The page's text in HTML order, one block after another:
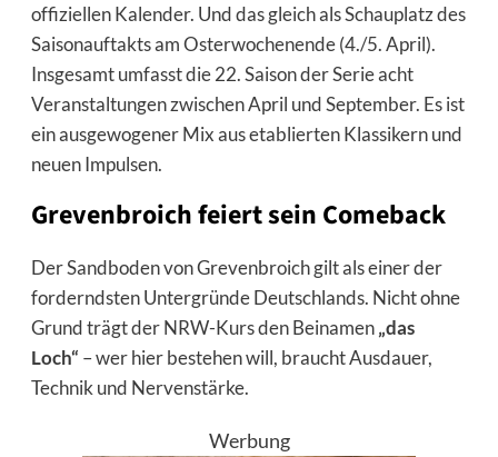
offiziellen Kalender. Und das gleich als Schauplatz des
Saisonauftakts am Osterwochenende (4./5. April).
Insgesamt umfasst die 22. Saison der Serie acht
Veranstaltungen zwischen April und September. Es ist
ein ausgewogener Mix aus etablierten Klassikern und
neuen Impulsen.
Grevenbroich feiert sein Comeback
Der Sandboden von Grevenbroich gilt als einer der
forderndsten Untergründe Deutschlands. Nicht ohne
Grund trägt der NRW-Kurs den Beinamen„das
Loch“ – wer hier bestehen will, braucht Ausdauer,
Technik und Nervenstärke.
Werbung